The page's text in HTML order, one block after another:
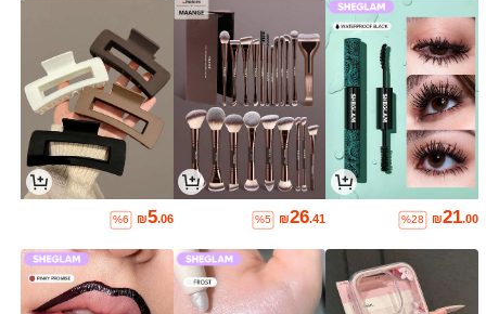
₪21.00
%28
₪26.41
%5
₪5.06
%6